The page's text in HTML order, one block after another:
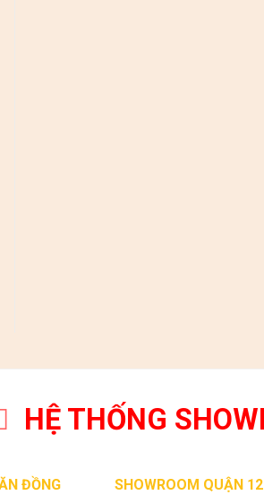
HỆ THỐNG
ĐỒNG SHOWROOM QUẬN